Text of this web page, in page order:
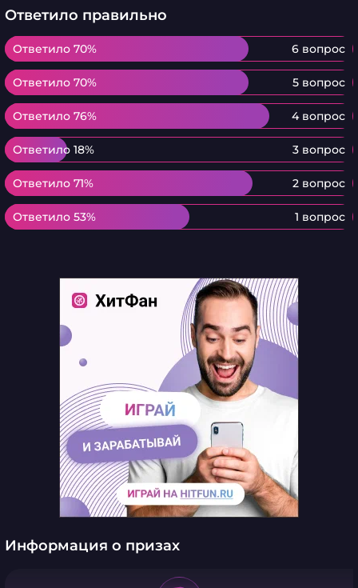
Ответило правильно
Ответило 70% 6 вопрос
Ответило 70%
Ответило 70% 5 вопрос
Ответило 70%
Ответило 76% 4 вопрос
Ответило 76%
Ответило 18% 3 вопрос
Ответило 18%
Ответило 71% 2 вопрос
Ответило 71%
Ответило 53% 1 вопрос
Ответило 53%
Информация о призах